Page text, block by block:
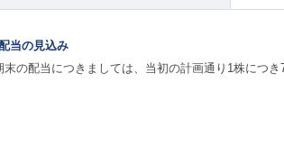
当の見込み
末の配当につきましては、当初の計画通り1株につき